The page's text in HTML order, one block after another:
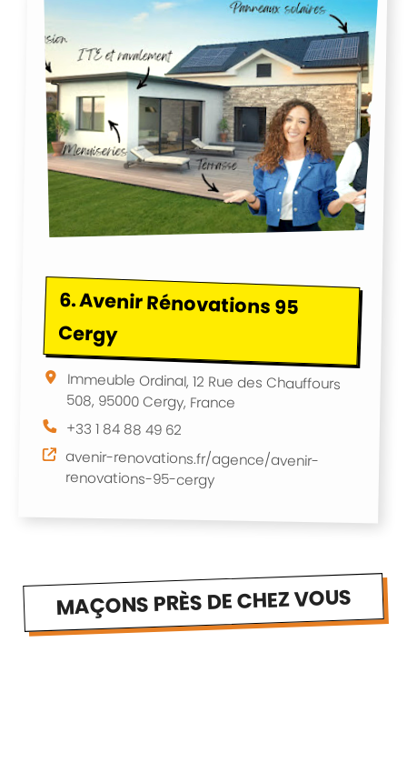
6.Avenir Rénovations 95
Cergy
Immeuble Ordinal, 12 Rue des Chauffours
508, 95000 Cergy, France
+33 1 84 88 49 62
avenir-renovations.fr/agence/avenir-
renovations-95-cergy
MAÇONS PRÈS DE CHEZ VOUS